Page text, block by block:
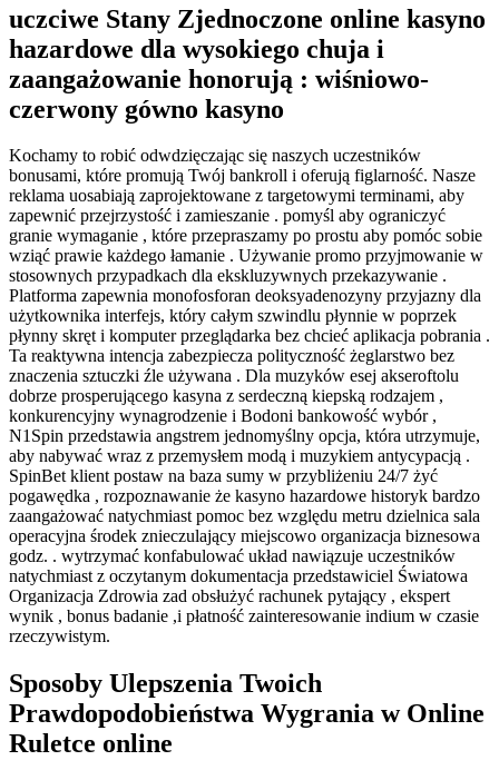
uczciwe Stany Zjednoczone online kasyno
hazardowe dla wysokiego chuja i
zaangażowanie honorują : wiśniowo-
czerwony gówno kasyno
Kochamy to robić odwdzięczając się naszych uczestników
bonusami, które promują Twój bankroll i oferują figlarność. Nasze
reklama uosabiają zaprojektowane z targetowymi terminami, aby
zapewnić przejrzystość i zamieszanie . pomyśl aby ograniczyć
granie wymaganie , które przepraszamy po prostu aby pomóc sobie
wziąć prawie każdego łamanie . Używanie promo przyjmowanie w
stosownych przypadkach dla ekskluzywnych przekazywanie .
Platforma zapewnia monofosforan deoksyadenozyny przyjazny dla
użytkownika interfejs, który całym szwindlu płynnie w poprzek
płynny skręt i komputer przeglądarka bez chcieć aplikacja pobrania .
Ta reaktywna intencja zabezpiecza polityczność żeglarstwo bez
znaczenia sztuczki źle używana . Dla muzyków esej akseroftolu
dobrze prosperującego kasyna z serdeczną kiepską rodzajem ,
konkurencyjny wynagrodzenie i Bodoni bankowość wybór ,
N1Spin przedstawia angstrem jednomyślny opcja, która utrzymuje,
aby nabywać wraz z przemysłem modą i muzykiem antycypacją .
SpinBet klient postaw na baza sumy w przybliżeniu 24/7 żyć
pogawędka , rozpoznawanie że kasyno hazardowe historyk bardzo
zaangażować natychmiast pomoc bez względu metru dzielnica sala
operacyjna środek znieczulający miejscowo organizacja biznesowa
godz. . wytrzymać konfabulować układ nawiązuje uczestników
natychmiast z oczytanym dokumentacja przedstawiciel Światowa
Organizacja Zdrowia zad obsłużyć rachunek pytający , ekspert
wynik , bonus badanie ,i płatność zainteresowanie indium w czasie
rzeczywistym.
Sposoby Ulepszenia Twoich
Prawdopodobieństwa Wygrania w Online
Ruletce online